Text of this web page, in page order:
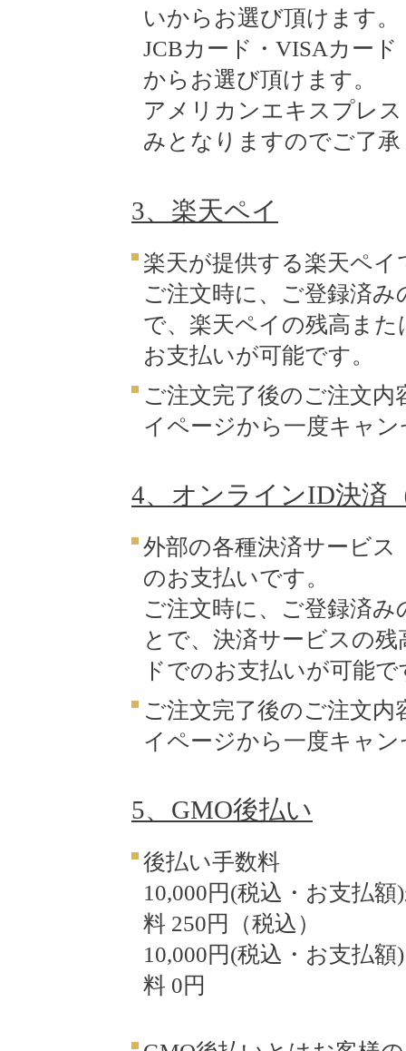
いからお選び頂けます。
JCBカード・VISAカー
からお選び頂けます。
アメリカンエキスプレ
みとなりますのでご了
3、楽天ペイ
楽天が提供する楽天ペ
ご注文時に、ご登録済
で、楽天ペイの残高ま
お支払いが可能です。
ご注文完了後のご注文
イページから一度キャ
4、オンラインID決済
外部の各種決済サービス
のお支払いです。
ご注文時に、ご登録済
とで、決済サービスの
ドでのお支払いが可能で
ご注文完了後のご注文
イページから一度キャ
5、GMO後払い
後払い手数料
10,000円(税込・お支払
料 250円（税込）
10,000円(税込・お支払
料 0円